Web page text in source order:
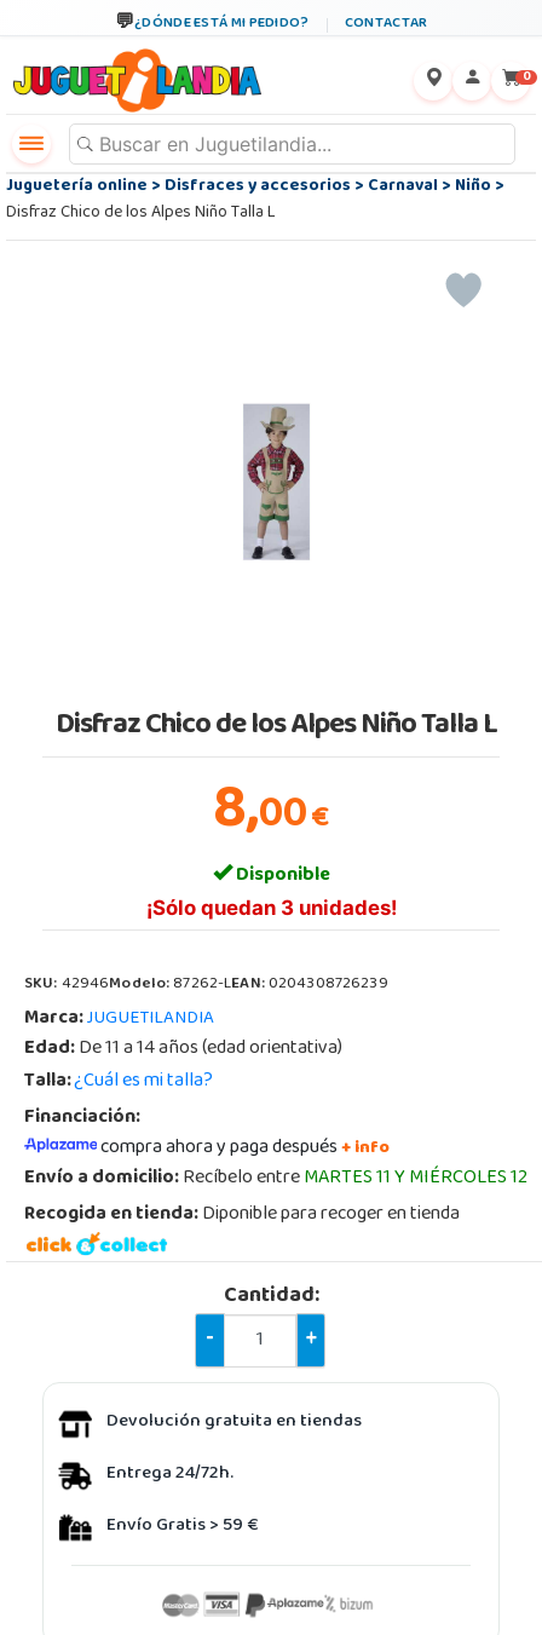
¿DÓNDE ESTÁ MI PEDIDO? CONTACTAR
0
Juguetería online>Disfraces y accesorios>Carnaval>Niño>
Disfraz Chico de los Alpes Niño Talla L
Disfraz Chico de los Alpes Niño Talla L
8,00€
Disponible
¡Sólo quedan 3 unidades!
SKU:42946Modelo:87262-LEAN:0204308726239
Marca:JUGUETILANDIA
Edad:De 11 a 14 años (edad orientativa)
Talla:¿Cuál es mi talla?
Financiación:
compra ahora y paga después+ info
Envío a domicilio:Recíbelo entreMARTES 11 Y MIÉRCOLES 12
Recogida en tienda:Diponible para recoger en tienda
Cantidad:
-
+
Devolución gratuita en tiendas
Entrega 24/72h.
Envío Gratis > 59 €